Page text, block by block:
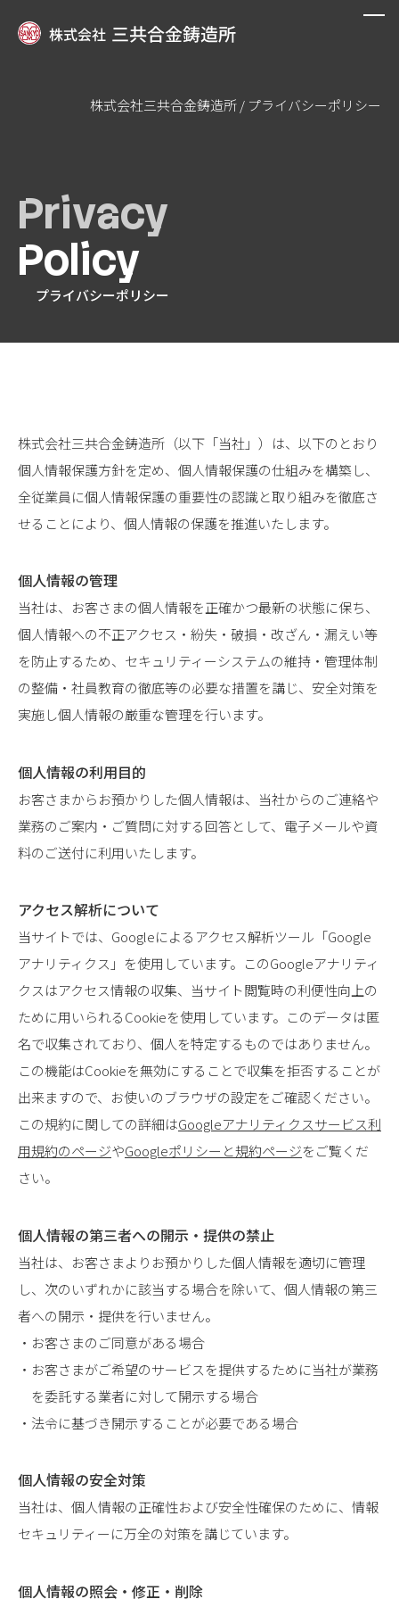
私たちについて
会社案内
株式会社三共合金鋳造所/ プライバシーポリシー
Privacy
Policy
プライバシーポリシー
株式会社三共合金鋳造所（以下「当社」）は、以下のとおり
個人情報保護方針を定め、個人情報保護の仕組みを構築し、
全従業員に個人情報保護の重要性の認識と取り組みを徹底さ
せることにより、個人情報の保護を推進いたします。
個人情報の管理
当社は、お客さまの個人情報を正確かつ最新の状態に保ち、
個人情報への不正アクセス・紛失・破損・改ざん・漏えい等
を防止するため、セキュリティーシステムの維持・管理体制
の整備・社員教育の徹底等の必要な措置を講じ、安全対策を
実施し個人情報の厳重な管理を行います。
個人情報の利用目的
お客さまからお預かりした個人情報は、当社からのご連絡や
業務のご案内・ご質問に対する回答として、電子メールや資
料のご送付に利用いたします。
アクセス解析について
当サイトでは、Googleによるアクセス解析ツール「Google
アナリティクス」を使用しています。このGoogleアナリティ
クスはアクセス情報の収集、当サイト閲覧時の利便性向上の
ために用いられるCookieを使用しています。このデータは匿
名で収集されており、個人を特定するものではありません。
この機能はCookieを無効にすることで収集を拒否することが
出来ますので、お使いのブラウザの設定をご確認ください。
この規約に関しての詳細はGoogleアナリティクスサービス利
用規約のページやGoogleポリシーと規約ページをご覧くだ
さい。
個人情報の第三者への開示・提供の禁止
当社は、お客さまよりお預かりした個人情報を適切に管理
し、次のいずれかに該当する場合を除いて、個人情報の第三
者への開示・提供を行いません。
お客さまのご同意がある場合
お客さまがご希望のサービスを提供するために当社が業務
を委託する業者に対して開示する場合
法令に基づき開示することが必要である場合
個人情報の安全対策
当社は、個人情報の正確性および安全性確保のために、情報
セキュリティーに万全の対策を講じています。
個人情報の照会・修正・削除